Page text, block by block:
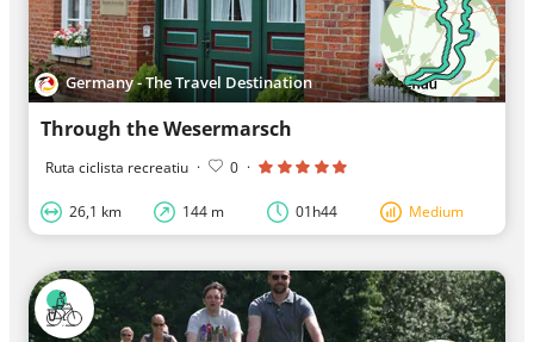
Germany - The Travel Destination
Through the Wesermarsch
Ruta ciclista recreatiu · 0 ·
26,1 km 144 m 01h44 Medium